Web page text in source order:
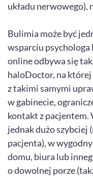
układu nerwowego),
Bulimia może być
wsparciu psychologa
online odbywa się
haloDoctor, na
z takimi samymi
w gabinecie,
kontakt z
jednak dużo szybciej
pacjenta), w
domu, biura lub
o dowolnej porze